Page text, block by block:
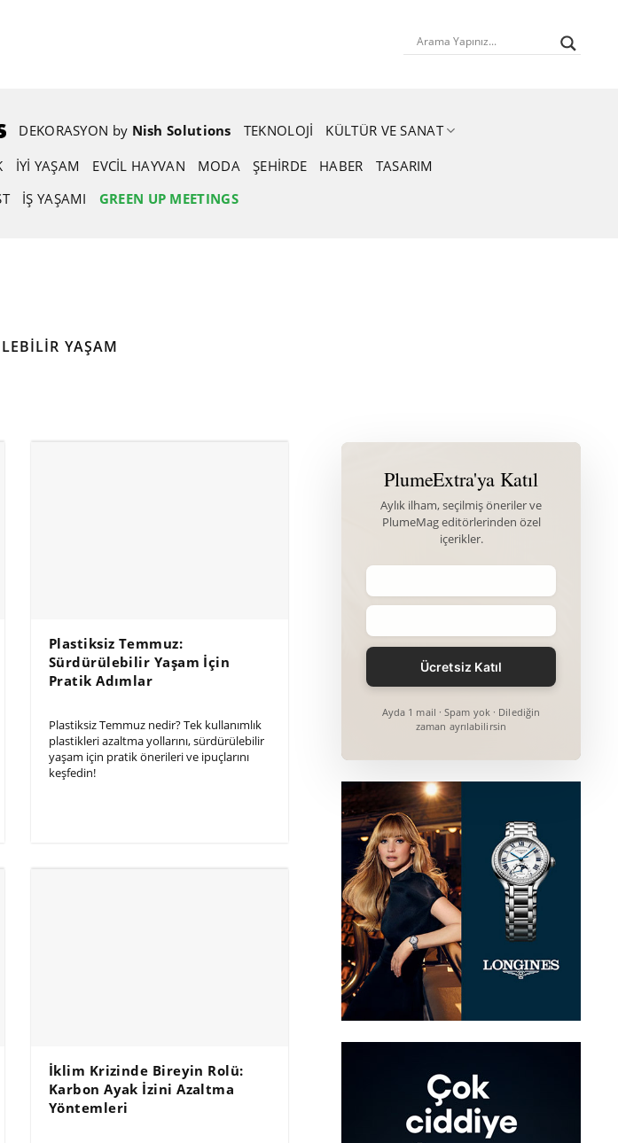
DEKORASYON by Nish Solutions TEKNOLOJI
KÜLTÜR VE SANAT
İYİ YAŞAM EVCIL HAYVAN MODA ŞEHIRDE HABER
TASARIM
İŞ YAŞAMI GREEN UP MEETINGS
YAŞAM
Plastiksiz Temmuz:
Sürdürülebilir Yaşam İçin
Pratik Adımlar
Plastiksiz Temmuz nedir? Tek kullanımlık
plastikleri azaltma yollarını, sürdürülebilir
yaşam için pratik önerileri ve ipuçlarını
keşfedin!
İklim Krizinde Bireyin Rolü:
Karbon Ayak İzini Azaltma
Yöntemleri
PlumeExtra'ya Katıl
Aylık ilham, seçilmiş öneriler ve
PlumeMag editörlerinden özel
içerikler.
Ayda 1 mail · Spam yok · Dilediğin
zaman ayrılabilirsin